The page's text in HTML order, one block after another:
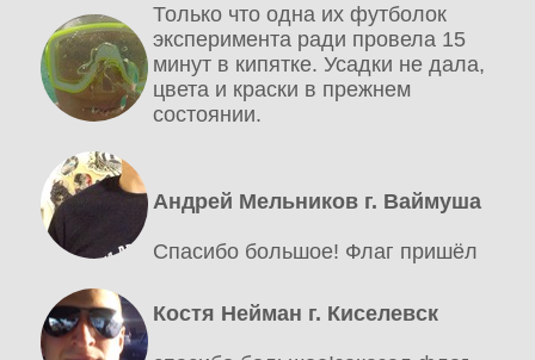
Только что одна их футболок
эксперимента ради провела 15
минут в кипятке. Усадки не дала,
цвета и краски в прежнем
состоянии.
Андрей Мельников г. Ваймуша
Спасибо большое! Флаг пришёл
Костя Нейман г. Киселевск